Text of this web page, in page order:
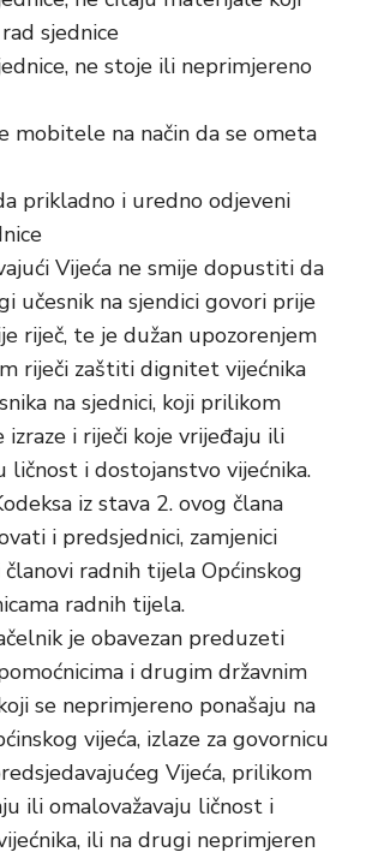
sjednice
ne stoje ili neprimjereno
mobitele na način da se ometa
prikladno i uredno odjeveni
Vijeća ne smije dopustiti da
učesnik na sjendici govori prije
riječ, te je dužan upozorenjem
riječi zaštiti dignitet vijećnika
na sjednici, koji prilikom
izraze i riječi koje vrijeđaju ili
ličnost i dostojanstvo vijećnika.
iz stava 2. ovog člana
i predsjednici, zamjenici
radnih tijela Općinskog
radnih tijela.
je obavezan preduzeti
i drugim državnim
se neprimjereno ponašaju na
vijeća, izlaze za govornicu
Vijeća, prilikom
ili omalovažavaju ličnost i
ili na drugi neprimjeren